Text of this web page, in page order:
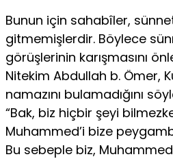
Bunun için sahabîler,
gitmemişlerdir. Böylece
görüşlerinin karışmasını
Nitekim Abdullah b. Ömer,
namazını bulamadığını
“Bak, biz hiçbir şeyi
Muhammed’i bize
Bu sebeple biz,